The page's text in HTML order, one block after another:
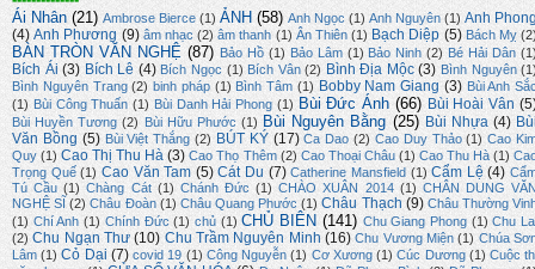
Ái Nhân (21) Ambrose Bierce (1) ẢNH (58) Anh Ngọc (1) Anh Nguyên (1) Anh
(4) Anh Phương (9) âm nhạc (2) âm thanh (1) Ân Thiên (1) Bạch Diệp (5) Bách Mỵ
BÀN TRÒN VĂN NGHỆ (87) Bảo Hồ (1) Bảo Lâm (1) Bảo Ninh (2) Bé Hải Dân
Bích Ái (3) Bích Lê (4) Bích Ngọc (1) Bích Vân (2) Bình Địa Mộc (3) Bình Nguyên
Bình Nguyên Trang (2) binh pháp (1) Bình Tâm (1) Bobby Nam Giang (3) Bùi Anh
(1) Bùi Công Thuấn (1) Bùi Danh Hải Phong (1) Bùi Đức Ánh (66) Bùi Hoài Vân
Bùi Huyền Tương (2) Bùi Hữu Phước (1) Bùi Nguyên Bằng (25) Bùi Nhựa (4)
Văn Bồng (5) Bùi Việt Thắng (2) BÚT KÝ (17) Ca Dao (2) Cao Duy Thảo (1) Cao
Quy (1) Cao Thị Thu Hà (3) Cao Thọ Thêm (2) Cao Thoại Châu (1) Cao Thu Hà (1)
Trọng Quế (1) Cao Văn Tam (5) Cát Du (7) Catherine Mansfield (1) Cẩm Lệ (4)
Tú Cầu (1) Chàng Cát (1) Chánh Đức (1) CHÀO XUÂN 2014 (1) CHÂN DUNG
NGHỆ SĨ (2) Châu Đoàn (1) Châu Quang Phước (1) Châu Thạch (9) Châu Thường
(1) Chí Anh (1) Chính Đức (1) chủ (1) CHỦ BIÊN (141) Chu Giang Phong (1) Chu
(2) Chu Ngạn Thư (10) Chu Trầm Nguyên Minh (16) Chu Vương Miện (1) Chúa
Lâm (1) Cỏ Dại (7) covid 19 (1) Công Nguyễn (1) Cơ Xương (1) Cúc Dương (1) Cuộc